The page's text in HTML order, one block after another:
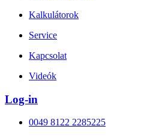
Kalkulátorok
Service
Kapcsolat
Videók
Log-in
0049 8122 2285225